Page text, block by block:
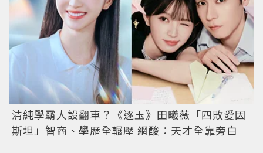
清純學霸人設翻車？《逐玉》田曦薇「四敗愛因
斯坦」智商、學歷全輾壓 網酸：天才全靠旁白